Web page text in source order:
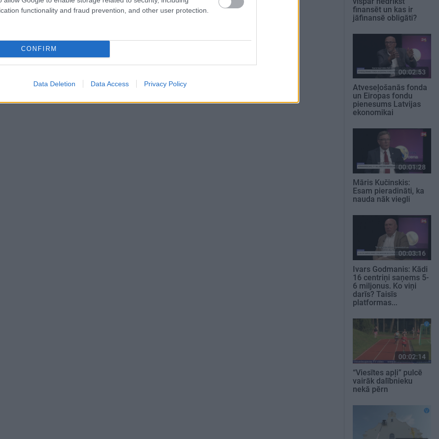
functionality and fraud prevention, and other user protection.
CONFIRM
Data Deletion Data Access Privacy Policy
finansēt un kas ir
jāfinansē obligāti?
00:02:53
Atveseļošanās fonda
un Eiropas fondu
pienesums Latvijas
ekonomikai
00:01:28
Māris Kučinskis:
Esam pieradināti, ka
nauda nāk viegli
00:03:16
Ivars Godmanis: Kādi
16 centriņi saņems 5-
6 miljonus. Ko viņi
darīs? Taisīs
platformas...
00:02:14
“Viesītes apļi” pulcē
vairāk dalībnieku
nekā pērn